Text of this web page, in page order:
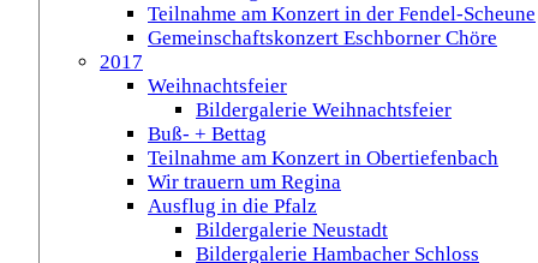
Teilnahme am Konzert in der Fendel-Scheune
Gemeinschaftskonzert Eschborner Chöre
2017
Weihnachtsfeier
Bildergalerie Weihnachtsfeier
Buß- + Bettag
Teilnahme am Konzert in Obertiefenbach
Wir trauern um Regina
Ausflug in die Pfalz
Bildergalerie Neustadt
Bildergalerie Hambacher Schloss